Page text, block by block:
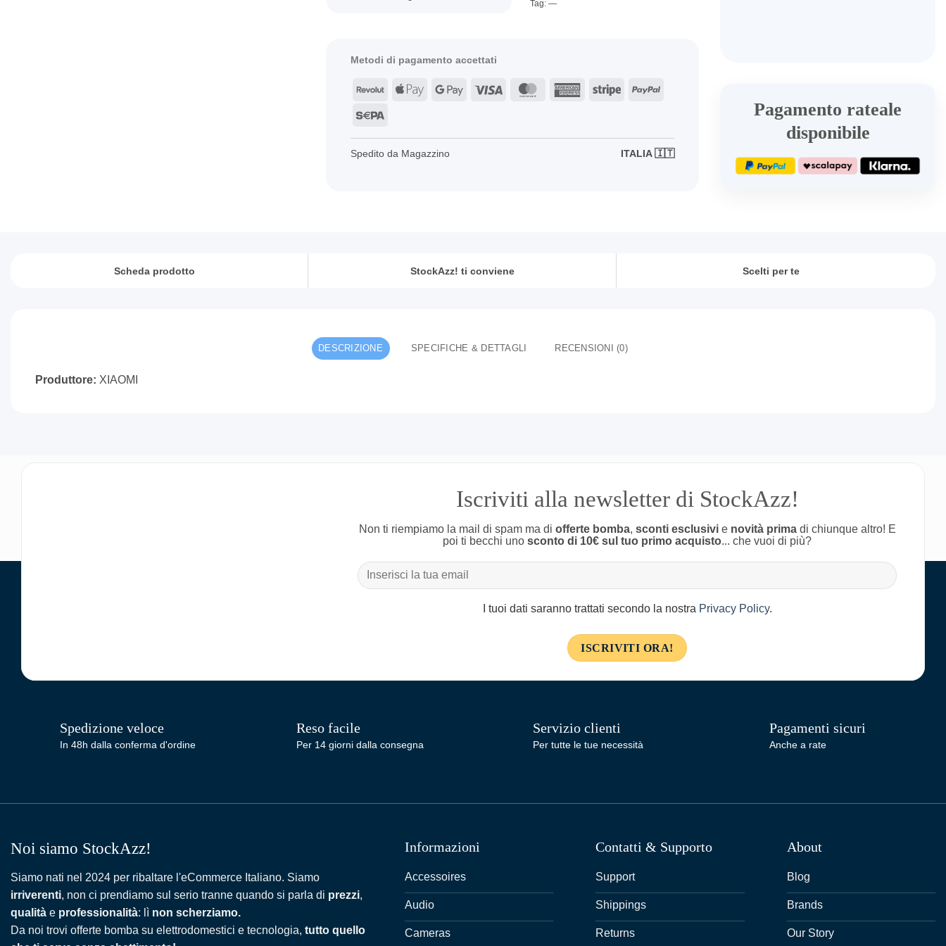
Tag: —
Metodi di pagamento accettati
RevolutApple
Google
Visa MasterCardAmericanStripe PayPal
Spedito da Magazzino ITALIA 🇮🇹
Pagamento rateale
disponibile
Scheda prodotto StockAzz! ti conviene Scelti per te
DESCRIZIONE SPECIFICHE & DETTAGLI RECENSIONI (0)
Produttore: XIAOMI
Iscriviti alla newsletter di StockAzz!
Non ti riempiamo la mail di spam ma di offerte bomba, sconti esclusivie novità primadi chiunque altro! E
poi ti becchi uno sconto di 10€ sul tuo primo acquisto... che vuoi di più?
I tuoi dati saranno trattati secondo la nostra Privacy Policy.
Spedizione veloce
In 48h dalla conferma d'ordine
Reso facile
Per 14 giorni dalla consegna
Servizio clienti
Per tutte le tue necessità
Pagamenti sicuri
Anche a rate
Noi siamo StockAzz!
Siamo nati nel 2024 per ribaltare l'eCommerce Italiano. Siamo
irriverenti, non ci prendiamo sul serio tranne quando si parla di prezzi,
qualità e professionalità: lì non scherziamo.
Da noi trovi offerte bomba su elettrodomestici e tecnologia, tutto quello
Informazioni
Accessoires
Audio
Cameras
Contatti & Supporto
Support
Shippings
Returns
About
Blog
Brands
Our Story